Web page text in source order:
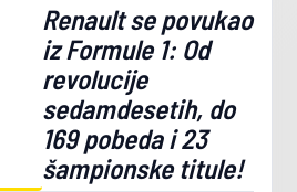
Renault se povukao
iz Formule 1: Od
revolucije
sedamdesetih, do
169 pobeda i 23
šampionske titule!